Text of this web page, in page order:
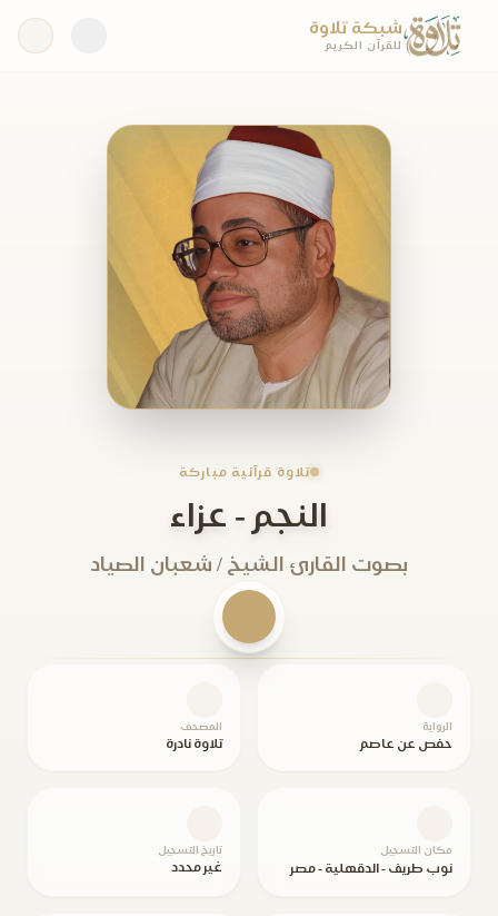
شبكة تلاوة
للقرآن الكريم
تلاوة قرآنية مباركة
النجم - عزاء
بصوت القارئ الشيخ / شعبان الصياد
الرواية
حفص عن عاصم
المصحف
تلاوة نادرة
مكان التسجيل
نوب طريف - الدقهلية - مصر
تاريخ التسجيل
غير محدد